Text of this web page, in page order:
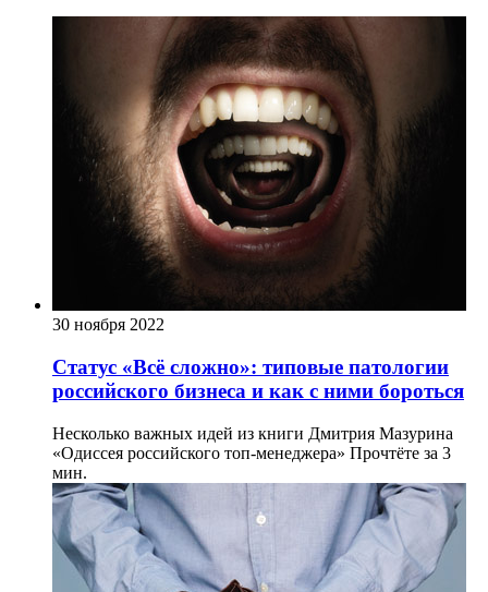
30 ноября 2022
Статус «Всё сложно»: типовые патологии
российского бизнеса и как с ними бороться
Несколько важных идей из книги Дмитрия Мазурина
«Одиссея российского топ-менеджера» Прочтёте за 3
мин.